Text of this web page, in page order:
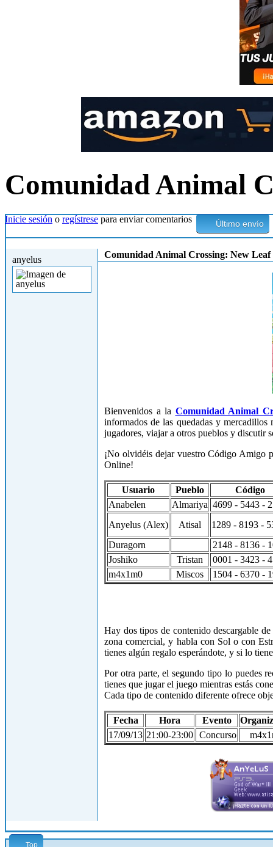
Comunidad Animal
Inicie sesión o regístrese para enviar comentarios Último envío
anyelus Comunidad Animal Crossing: New Leaf
Bienvenidos a la Comunidad Animal
informados de las quedadas y mercadillos
jugadores, viajar a otros pueblos y discutir
¡No olvidéis dejar vuestro Código Amigo
Online!
Usuario Pueblo
Código
Anabelen
Almariya 4699 - 5443 -
Anyelus (Alex)
Atisal
1289 - 8193 -
Duragorn
2148 - 8136 -
Joshiko
Tristan
0001 - 3423 -
m4x1m0
Miscos 1504 - 6370 -
Hay dos tipos de contenido descargable
zona comercial, y habla con Sol o con
tienes algún regalo esperándote, y si lo
Por otra parte, el segundo tipo lo puedes
tienes que jugar el juego mientras estás
Cada tipo de contenido diferente ofrece
Fecha Hora Evento
17/09/13 21:00-23:00 Concurso
Top